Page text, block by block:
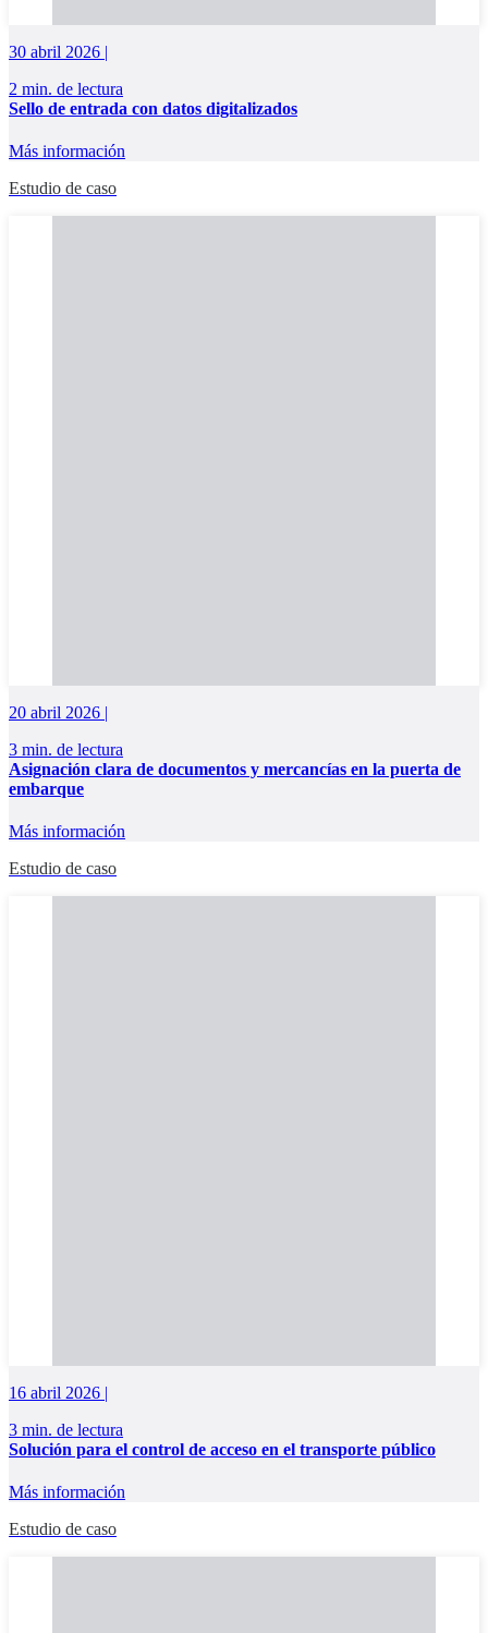
30 abril 2026 |
2 min. de lectura
Sello de entrada con datos digitalizados
Más información
Estudio de caso
20 abril 2026 |
3 min. de lectura
Asignación clara de documentos y mercancías en la puerta de
embarque
Más información
Estudio de caso
16 abril 2026 |
3 min. de lectura
Solución para el control de acceso en el transporte público
Más información
Estudio de caso